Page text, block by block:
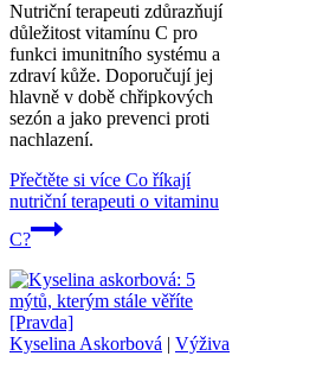
Nutriční terapeuti zdůrazňují
důležitost vitamínu C pro
funkci imunitního systému a
zdraví kůže. Doporučují jej
hlavně v době chřipkových
sezón a jako prevenci proti
nachlazení.
Přečtěte si více Co říkají
nutriční terapeuti o vitaminu
C?
Kyselina Askorbová | Výživa